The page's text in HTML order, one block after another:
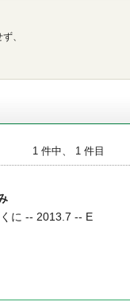
、
1 件中、 1 件目
に -- 2013.7 -- E